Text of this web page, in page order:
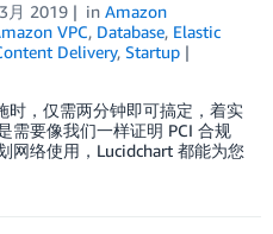
月 2019 in Amazon
VPC, Database, Elastic
Delivery, Startup
时，仅需两分钟即可搞定，着实
需要像我们一样证明 PCI 合规
网络使用，Lucidchart 都能为您